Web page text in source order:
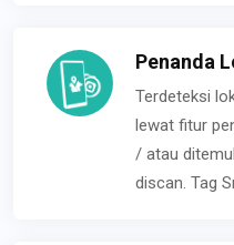
Penanda
Terdeteksi
lewat fitur
/ atau
discan. Tag